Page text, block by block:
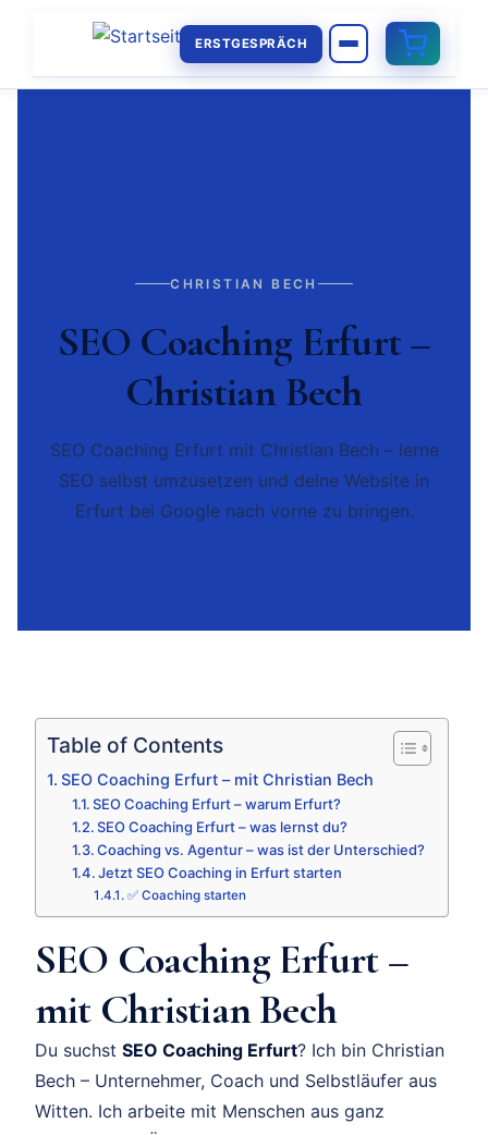
ERSTGESPRÄCH
CHRISTIAN BECH
SEO Coaching Erfurt –
Christian Bech
SEO Coaching Erfurt mit Christian Bech – lerne
SEO selbst umzusetzen und deine Website in
Erfurt bei Google nach vorne zu bringen.
Table of Contents
SEO Coaching Erfurt – mit Christian Bech
SEO Coaching Erfurt – warum Erfurt?
SEO Coaching Erfurt – was lernst du?
Coaching vs. Agentur – was ist der Unterschied?
Jetzt SEO Coaching in Erfurt starten
✅ Coaching starten
SEO Coaching Erfurt –
mit Christian Bech
Du suchst SEO Coaching Erfurt? Ich bin Christian
Bech – Unternehmer, Coach und Selbstläufer aus
Witten. Ich arbeite mit Menschen aus ganz